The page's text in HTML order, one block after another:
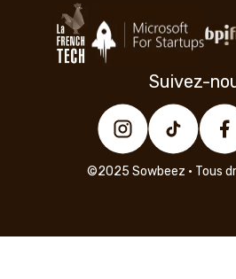
Suivez-
©2025 Sowbeez • Tous